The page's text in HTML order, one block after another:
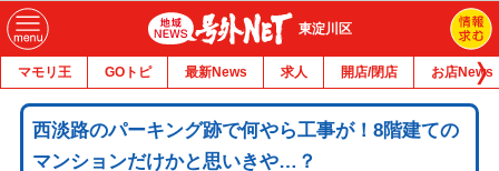
東淀川区
マモリ王 GOトピ 最新News 求人 開店/閉店 お店News
西淡路のパーキング跡で何やら工事が！8階建ての
マンションだけかと思いきや…？